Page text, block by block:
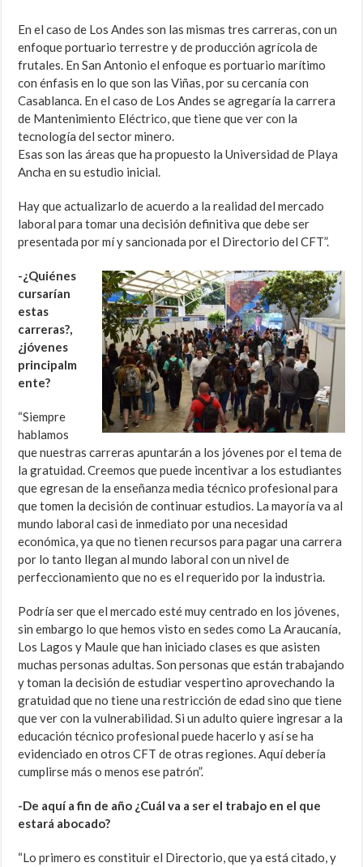
En el caso de Los Andes son las mismas tres carreras, con un
enfoque portuario terrestre y de producción agrícola de
frutales. En San Antonio el enfoque es portuario marítimo
con énfasis en lo que son las Viñas, por su cercanía con
Casablanca. En el caso de Los Andes se agregaría la carrera
de Mantenimiento Eléctrico, que tiene que ver con la
tecnología del sector minero.
Esas son las áreas que ha propuesto la Universidad de Playa
Ancha en su estudio inicial.
Hay que actualizarlo de acuerdo a la realidad del mercado
laboral para tomar una decisión definitiva que debe ser
presentada por mí y sancionada por el Directorio del CFT”.
-¿Quiénes
cursarían
estas
carreras?,
¿jóvenes
principalm
ente?
“Siempre
hablamos
que nuestras carreras apuntarán a los jóvenes por el tema de
la gratuidad. Creemos que puede incentivar a los estudiantes
que egresan de la enseñanza media técnico profesional para
que tomen la decisión de continuar estudios. La mayoría va al
mundo laboral casi de inmediato por una necesidad
económica, ya que no tienen recursos para pagar una carrera
por lo tanto llegan al mundo laboral con un nivel de
perfeccionamiento que no es el requerido por la industria.
Podría ser que el mercado esté muy centrado en los jóvenes,
sin embargo lo que hemos visto en sedes como La Araucanía,
Los Lagos y Maule que han iniciado clases es que asisten
muchas personas adultas. Son personas que están trabajando
y toman la decisión de estudiar vespertino aprovechando la
gratuidad que no tiene una restricción de edad sino que tiene
que ver con la vulnerabilidad. Si un adulto quiere ingresar a la
educación técnico profesional puede hacerlo y así se ha
evidenciado en otros CFT de otras regiones. Aquí debería
cumplirse más o menos ese patrón”.
-De aquí a fin de año ¿Cuál va a ser el trabajo en el que
estará abocado?
“Lo primero es constituir el Directorio, que ya está citado, y